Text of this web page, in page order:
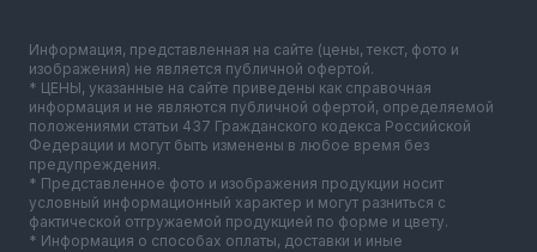
Информация, представленная на сайте (цены, текст, фото и
изображения) не является публичной офертой.
* ЦЕНЫ, указанные на сайте приведены как справочная
информация и не являются публичной офертой, определяемой
положениями статьи 437 Гражданского кодекса Российской
Федерации и могут быть изменены в любое время без
предупреждения.
* Представленное фото и изображения продукции носит
условный информационный характер и могут разниться с
фактической отгружаемой продукцией по форме и цвету.
* Информация о способах оплаты, доставки и иные